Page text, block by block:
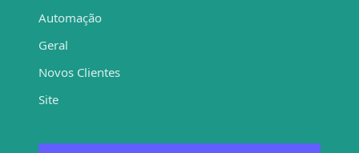
Automação
Geral
Novos Clientes
Site